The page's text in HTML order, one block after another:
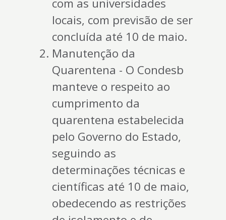
com as universidades
locais, com previsão de ser
concluída até 10 de maio.
Manutenção da
Quarentena - O Condesb
manteve o respeito ao
cumprimento da
quarentena estabelecida
pelo Governo do Estado,
seguindo as
determinações técnicas e
científicas até 10 de maio,
obedecendo as restrições